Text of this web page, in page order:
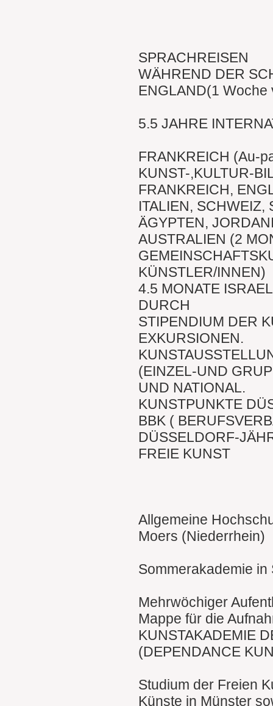
SPRACHREISEN
WÄHREND DER
ENGLAND(1
5.5 JAHRE
FRANKREICH (Au-
KUNST-,KULTUR-
FRANKREICH,
ITALIEN, SCHWEIZ,
ÄGYPTEN,
AUSTRALIEN (2
KÜNSTLER/INNEN)
4.5 MONATE
DURCH
STIPENDIUM DER
EXKURSIONEN.
(EINZEL-UND
UND NATIONAL.
KUNSTPUNKTE
BBK (
DÜSSELDORF-
FREIE KUNST
Allgemeine
Moers (Niederrhein)
Sommerakademie
Mehrwöchiger
Mappe für die
KUNSTAKADEMIE
(DEPENDANCE
Studium der Freien
Künste in Münster